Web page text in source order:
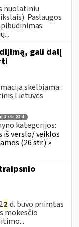
nuolatiniu
Paslaugos
gali dalį
skelbiama:
Lietuvos
2 str 22 d
kategorijos:
iš verslo/ veiklos
(26 str.) »
2 d. buvo priimtas
mokesčio